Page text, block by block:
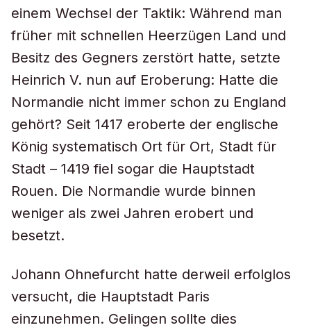
einem Wechsel der Taktik: Während man
früher mit schnellen Heerzügen Land und
Besitz des Gegners zerstört hatte, setzte
Heinrich V. nun auf Eroberung: Hatte die
Normandie nicht immer schon zu England
gehört? Seit 1417 eroberte der englische
König systematisch Ort für Ort, Stadt für
Stadt – 1419 fiel sogar die Hauptstadt
Rouen. Die Normandie wurde binnen
weniger als zwei Jahren erobert und
besetzt.
Johann Ohnefurcht hatte derweil erfolglos
versucht, die Hauptstadt Paris
einzunehmen. Gelingen sollte dies